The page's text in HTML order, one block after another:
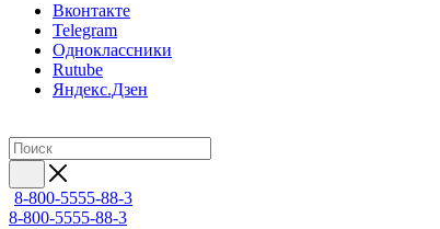
Вконтакте
Telegram
Одноклассники
Rutube
Яндекс.Дзен
8-800-5555-88-3
8-800-5555-88-3